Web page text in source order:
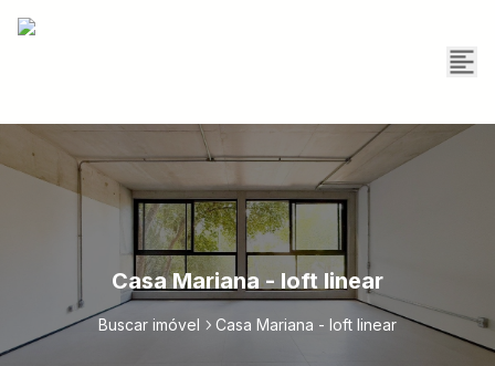
Casa Mariana - loft linear
Buscar imóvel Casa Mariana - loft linear